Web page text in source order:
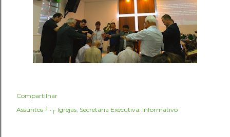
Compartilhar
Assuntos ┘•┌ Igrejas Secretaria Executiva: Informativo